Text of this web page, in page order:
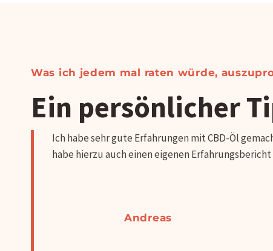
Was ich jedem mal raten würde,
Ein persönlicher
Ich habe sehr gute Erfahrungen mit CBD-Öl
habe hierzu auch einen eigenen
Andreas